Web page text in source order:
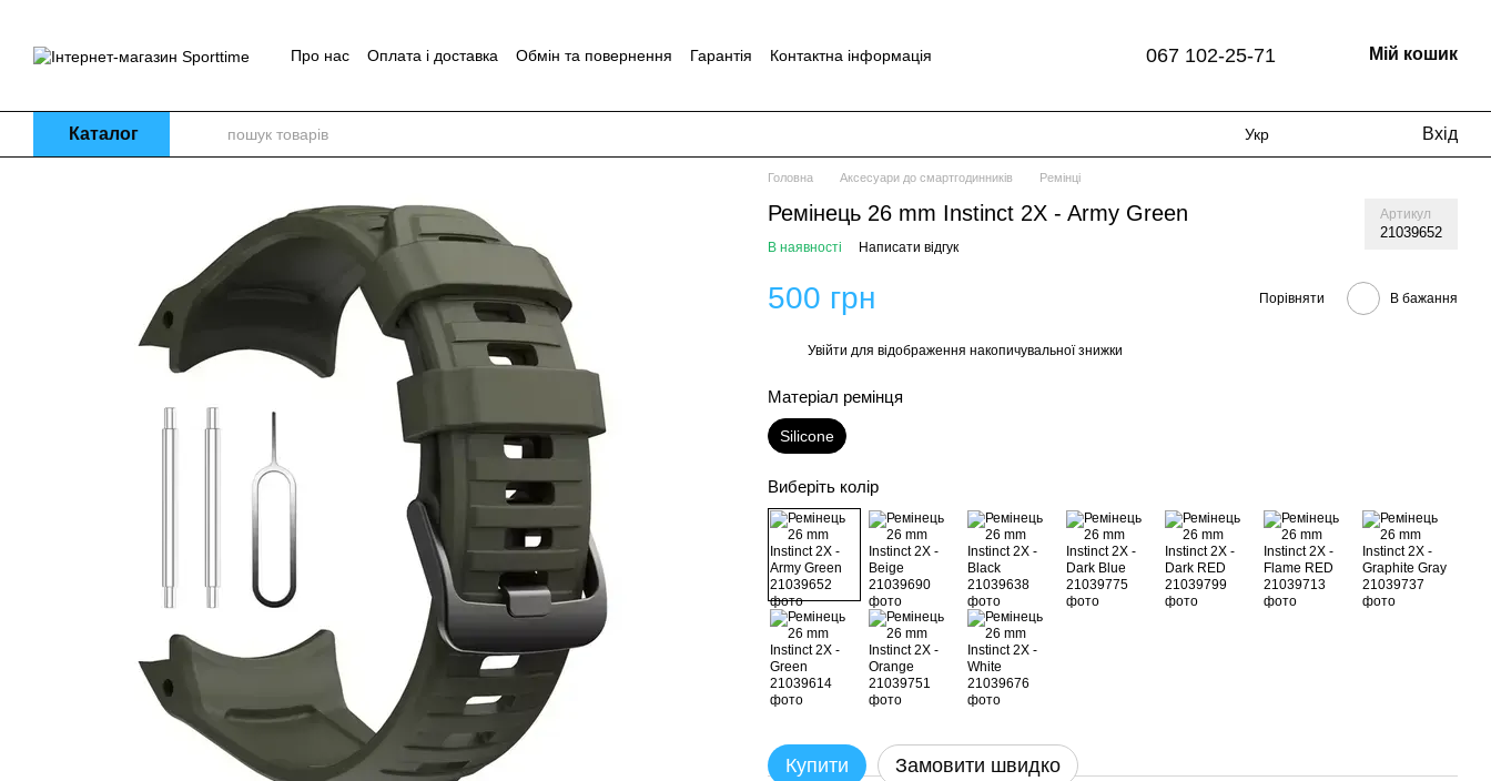
Про нас Оплата і доставка Обмін та повернення Гарантія
Контактна інформація
067 102-25-71 Мій кошик
Каталог Укр Вхід
Головна Аксесуари до смартгодинників Ремінці
Ремінець 26 mm Instinct 2X - Army Green Артикул
21039652
В наявності Написати відгук
500 грн Порівняти В бажання
Увійти для відображення накопичувальної знижки
Матеріал ремінця
Silicone
Виберіть колір
Купити Замовити швидко